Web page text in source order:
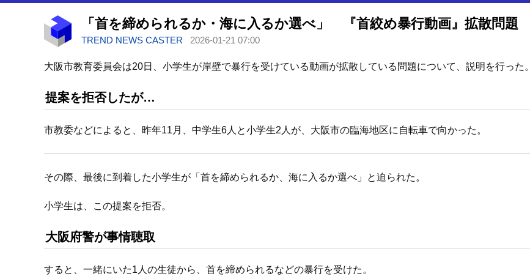
TREND NEWS CASTER 2026-01-21 07:00
大阪市教育委員会は20日、小学生が岸壁で暴行を受けている動画が拡散している問題について、説明を行った。
提案を拒否したが…
市教委などによると、昨年11月、中学生6人と小学生2人が、大阪市の臨海地区に自転車で向かった。
その際、最後に到着した小学生が「首を締められるか、海に入るか選べ」と迫られた。
小学生は、この提案を拒否。
大阪府警が事情聴取
すると、一緒にいた1人の生徒から、首を締められるなどの暴行を受けた。